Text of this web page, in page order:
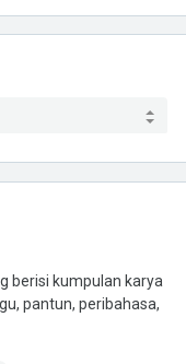
berisi kumpulan karya
pantun, peribahasa,